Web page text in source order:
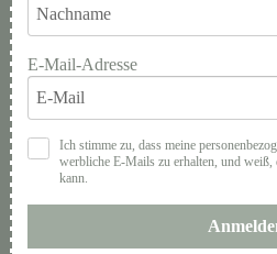
E-Mail-Adresse
Ich stimme zu, dass meine
werbliche E-Mails zu erhalten, und weiß,
kann.